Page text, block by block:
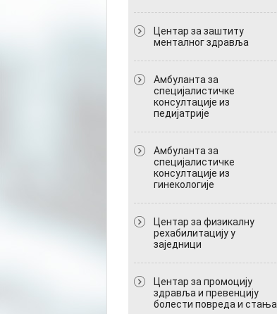
Центар за заштиту
менталног здравља
Амбуланта за
специјалистичке
консултације из
педијатрије
Амбуланта за
специјалистичке
консултације из
гинекологије
Центар за физикалну
рехабилитацију у
заједници
Центар за промоцију
здравља и превенцију
болести повреда и стања